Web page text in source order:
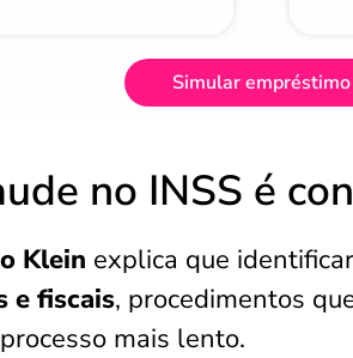
Simular empréstimo
no INSS é
Klein explica que
e fiscais, procedimentos
mais lento.